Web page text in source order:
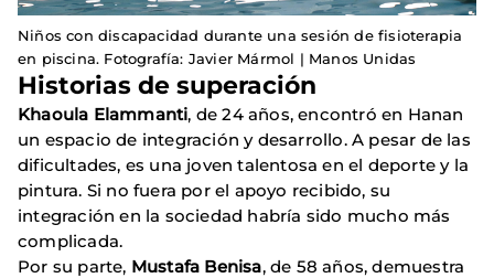
Niños con discapacidad durante una sesión de fisioterapia
en piscina. Fotografía: Javier Mármol | Manos Unidas
Historias de superación
Khaoula Elammanti, de 24 años, encontró en Hanan
un espacio de integración y desarrollo. A pesar de las
dificultades, es una joven talentosa en el deporte y la
pintura. Si no fuera por el apoyo recibido, su
integración en la sociedad habría sido mucho más
complicada.
Por su parte, Mustafa Benisa, de 58 años, demuestra